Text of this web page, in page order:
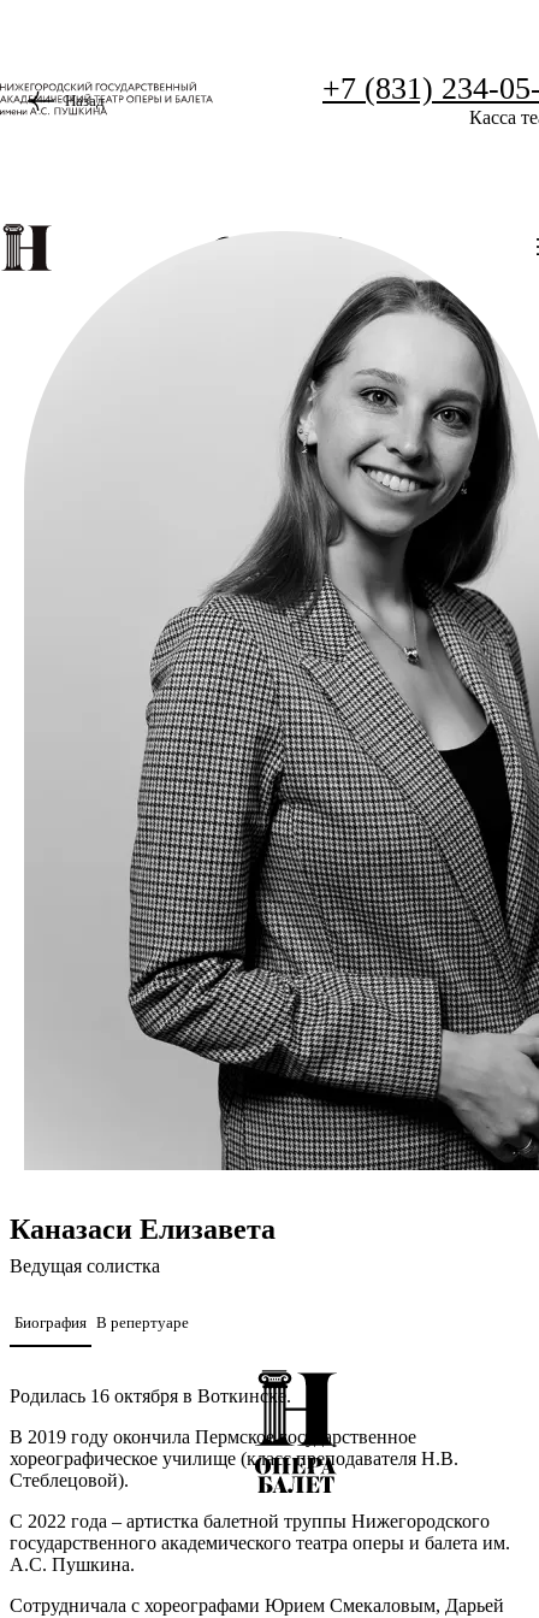
+7 (831) 234-
Касса
Назад
Каназаси Елизавета
Ведущая солистка
Биография В репертуаре
Родилась 16 октября в Воткинске.
В 2019 году окончила Пермское государственное
хореографическое училище (класс преподавателя Н.В.
Стеблецовой).
С 2022 года – артистка балетной труппы Нижегородского
государственного академического театра оперы и балета им.
А.С. Пушкина.
Сотрудничала с хореографами Юрием Смекаловым, Дарьей